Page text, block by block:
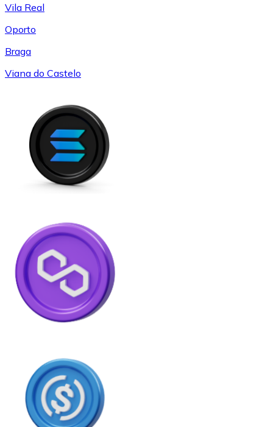
Vila Real
Oporto
Braga
Viana do Castelo